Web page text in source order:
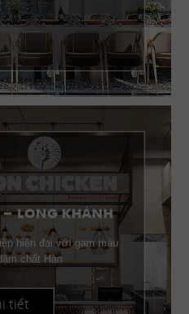
- LONG KHÁNH
hiện đại với gam màu
chất Hàn
tiết